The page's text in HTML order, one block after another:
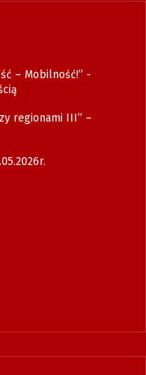
– Mobilność!” -
regionami III” –